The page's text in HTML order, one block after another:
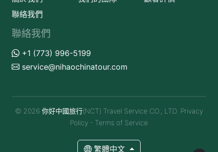
聯絡我們
聯絡我們
+1 (773) 996-5199
service@nihaochinatour.com
© 2026 你好中國旅行(NCT) Travel Service CO., LTD. Privacy
Policy - Terms of Service
繁體中文